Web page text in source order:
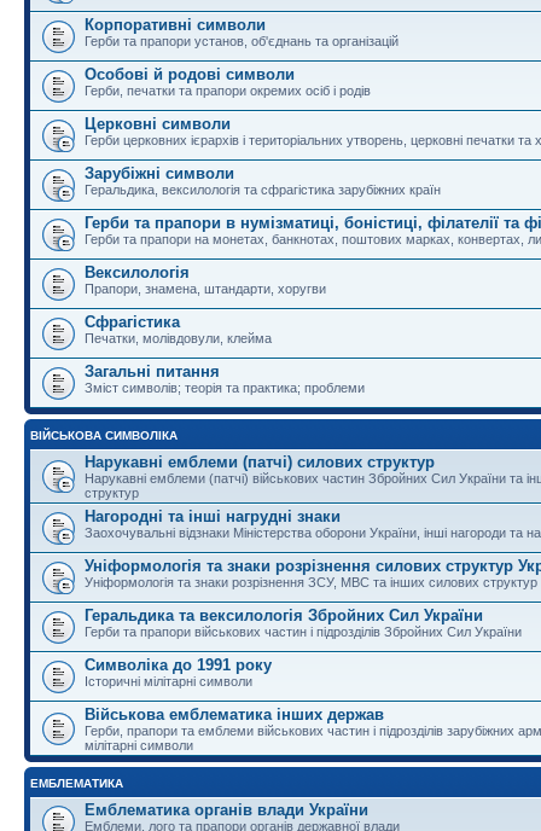
Корпоративні символи
Герби та прапори установ, об'єднань та організацій
Особові й родові символи
Герби, печатки та прапори окремих осіб і родів
Церковні символи
Герби церковних ієрархів і територіальних утворень, церковні печатки та
Зарубіжні символи
Геральдика, вексилологія та сфрагістика зарубіжних країн
Герби та прапори в нумізматиці, боністиці, філателії та
Герби та прапори на монетах, банкнотах, поштових марках, конвертах,
Вексилологія
Прапори, знамена, штандарти, хоругви
Сфрагістика
Печатки, молівдовули, клейма
Загальні питання
Зміст символів; теорія та практика; проблеми
ВІЙСЬКОВА СИМВОЛІКА
Нарукавні емблеми (патчі) силових структур
Нарукавні емблеми (патчі) військових частин Збройних Сил України та
структур
Нагородні та інші нагрудні знаки
Заохочувальні відзнаки Міністерства оборони України, інші нагороди та
Уніформологія та знаки розрізнення силових структур
Уніформологія та знаки розрізнення ЗСУ, МВС та інших силових структур
Геральдика та вексилологія Збройних Сил України
Герби та прапори військових частин і підрозділів Збройних Сил України
Символіка до 1991 року
Історичні мілітарні символи
Військова емблематика інших держав
Герби, прапори та емблеми військових частин і підрозділів зарубіжних
мілітарні символи
ЕМБЛЕМАТИКА
Емблематика органів влади України
Емблеми, лого та прапори органів державної влади